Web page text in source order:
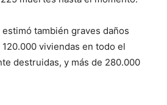
estimó también graves daños
viviendas en todo el
destruidas, y más de 280.000